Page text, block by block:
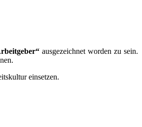
ausgezeichnet worden zu sein.
einsetzen.